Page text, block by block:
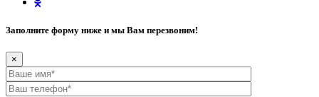
Заполните форму ниже и мы Вам перезвоним!
×